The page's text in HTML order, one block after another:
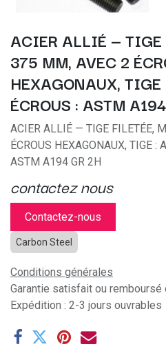
ACIER ALLIÉ — TIGE
375 MM, AVEC 2
HEXAGONAUX,
ÉCROUS : ASTM
ACIER ALLIÉ — TIGE FILETÉE,
ÉCROUS HEXAGONAUX, TIGE :
ASTM A194 GR 2H
contactez nous
Contactez-nous
Carbon Steel
Conditions générales
Garantie satisfait ou remboursé
Expédition : 2-3 jours ouvrables